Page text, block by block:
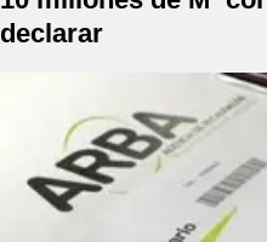
declarar